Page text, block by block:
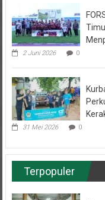
2 Juni 2026 0
31 Mei 2026 0
Terpopuler